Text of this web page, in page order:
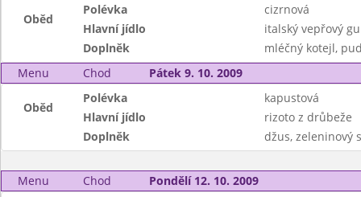
Oběd
Polévka
cizrnová
Hlavní jídlo
italský vepřový
Doplněk
mléčný kotejl,
Menu
Chod Pátek 9. 10. 2009
Oběd
Polévka
kapustová
Hlavní jídlo
rizoto z drůbeže
Doplněk
džus, zeleninový
Menu Chod Pondělí 12. 10. 2009